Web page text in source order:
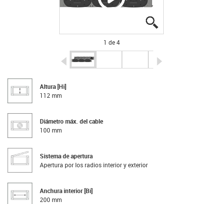
1 de 4
igus-icon-arrow-left
Altura [Hi]
112 mm
Diámetro máx. del cable
100 mm
Sistema de apertura
Apertura por los radios interior y exterior
Anchura interior [Bi]
200 mm